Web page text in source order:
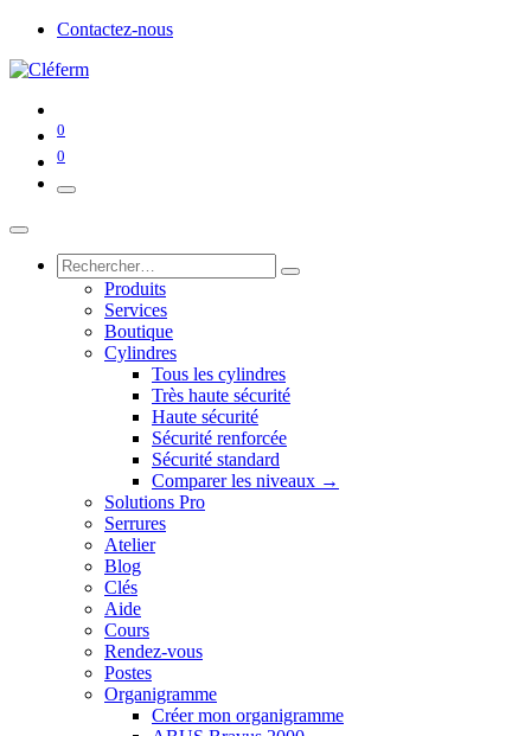
Contactez-nous
0
0
Produits
Services
Boutique
Cylindres
Tous les cylindres
Très haute sécurité
Haute sécurité
Sécurité renforcée
Sécurité standard
Comparer les niveaux →
Solutions Pro
Serrures
Atelier
Blog
Clés
Aide
Cours
Rendez-vous
Postes
Organigramme
Créer mon organigramme